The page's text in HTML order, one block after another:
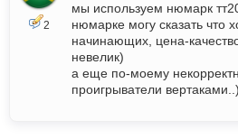
2
мы используем нюмарк
нюмарке могу сказать что
начинающих, цена-
невелик)
а еще по-моему
проигрыватели вертаками..)